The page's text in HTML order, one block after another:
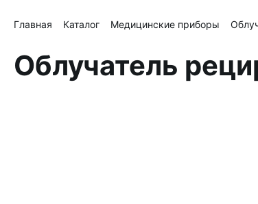
Главная Каталог Медицинские приборы
Облучатель